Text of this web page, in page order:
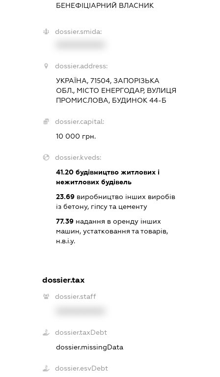
БЕНЕФІЦІАРНИЙ ВЛАСНИК
dossier.smida:
dossier.address:
УКРАЇНА, 71504, ЗАПОРІЗЬКА
ОБЛ., МІСТО ЕНЕРГОДАР, ВУЛИЦЯ
ПРОМИСЛОВА, БУДИНОК 44-Б
dossier.capital:
10 000 грн.
dossier.kveds:
41.20будівництво житлових і
нежитлових будівель
23.69виробництво інших виробів
із бетону, гіпсу та цементу
77.39надання в оренду інших
машин, устатковання та товарів,
н.в.і.у.
dossier.tax
dossier.staff
dossier.taxDebt
dossier.missingData
dossier.esvDebt